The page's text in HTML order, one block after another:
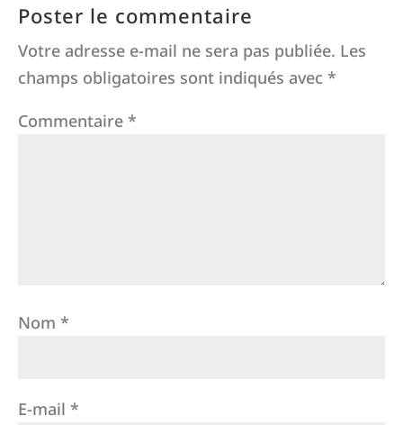
Poster le commentaire
Votre adresse e-mail ne sera pas publiée. Les
champs obligatoires sont indiqués avec *
Commentaire *
Nom *
E-mail *